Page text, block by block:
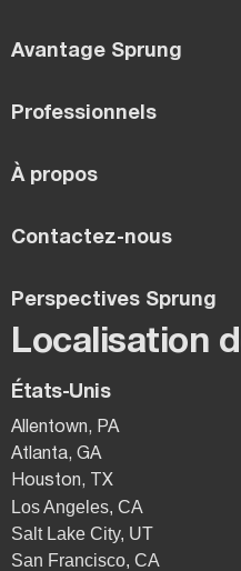
Avantage Sprung
Professionnels
À propos
Contactez-nous
Perspectives Sprung
Localisation
États-Unis
Allentown, PA
Atlanta, GA
Houston, TX
Los Angeles, CA
Salt Lake City, UT
San Francisco, CA